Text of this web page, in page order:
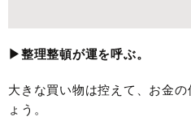
▶︎整理整頓が運を呼ぶ。
大きな買い物は控えて、お金
ょう。